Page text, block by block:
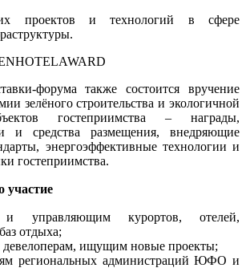
проектов и технологий в сфере
HOTELAWARD
форума также состоится вручение
зелёного строительства и экологичной
гостеприимства – награды,
и средства размещения, внедряющие
энергоэффективные технологии и
гостеприимства.
участие
и управляющим курортов, отелей,
отдыха;
девелоперам, ищущим новые проекты;
региональных администраций ЮФО и